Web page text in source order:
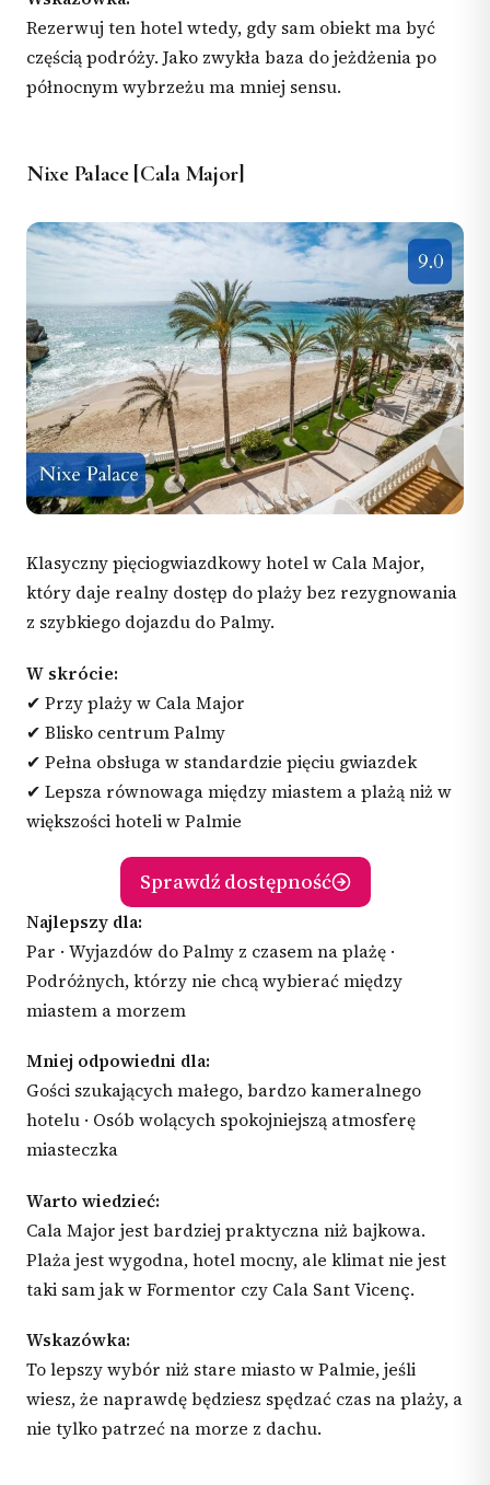
Rezerwuj ten hotel wtedy, gdy sam obiekt ma być
częścią podróży. Jako zwykła baza do jeżdżenia po
północnym wybrzeżu ma mniej sensu.
Nixe Palace [Cala Major]
Klasyczny pięciogwiazdkowy hotel w Cala Major,
który daje realny dostęp do plaży bez rezygnowania
z szybkiego dojazdu do Palmy.
W skrócie:
✔ Przy plaży w Cala Major
✔ Blisko centrum Palmy
✔ Pełna obsługa w standardzie pięciu gwiazdek
✔ Lepsza równowaga między miastem a plażą niż w
większości hoteli w Palmie
Sprawdź dostępność
Najlepszy dla:
Par · Wyjazdów do Palmy z czasem na plażę ·
Podróżnych, którzy nie chcą wybierać między
miastem a morzem
Mniej odpowiedni dla:
Gości szukających małego, bardzo kameralnego
hotelu · Osób wolących spokojniejszą atmosferę
miasteczka
Warto wiedzieć:
Cala Major jest bardziej praktyczna niż bajkowa.
Plaża jest wygodna, hotel mocny, ale klimat nie jest
taki sam jak w Formentor czy Cala Sant Vicenç.
Wskazówka:
To lepszy wybór niż stare miasto w Palmie, jeśli
wiesz, że naprawdę będziesz spędzać czas na plaży, a
nie tylko patrzeć na morze z dachu.